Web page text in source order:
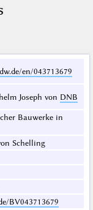
en/043713679
Joseph von DNB
Bauwerke in
Schelling
BV043713679